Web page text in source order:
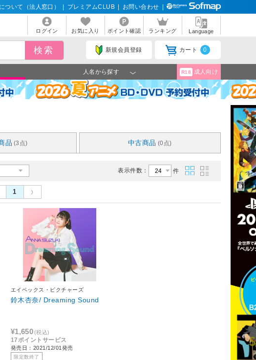
ついて（法人窓口） プレミアムCLUB お問い合わせ
ログイン お気に入り ポイント確認 ランキング Language
新規会員登録 カート 0
人名から探す R18 成人向け
品 (3点) 中古商品 (0点)
表示件数： 件
1
エイベックス・ピクチャーズ
鈴木杏奈/ Dreaming Sound
¥1,650(税込)
17ポイントサービス
発売日：2021/12/01発売
限定数終了